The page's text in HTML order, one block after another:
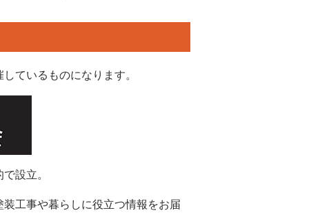
ているものになります。
設立。
工事や暮らしに役立つ情報をお届